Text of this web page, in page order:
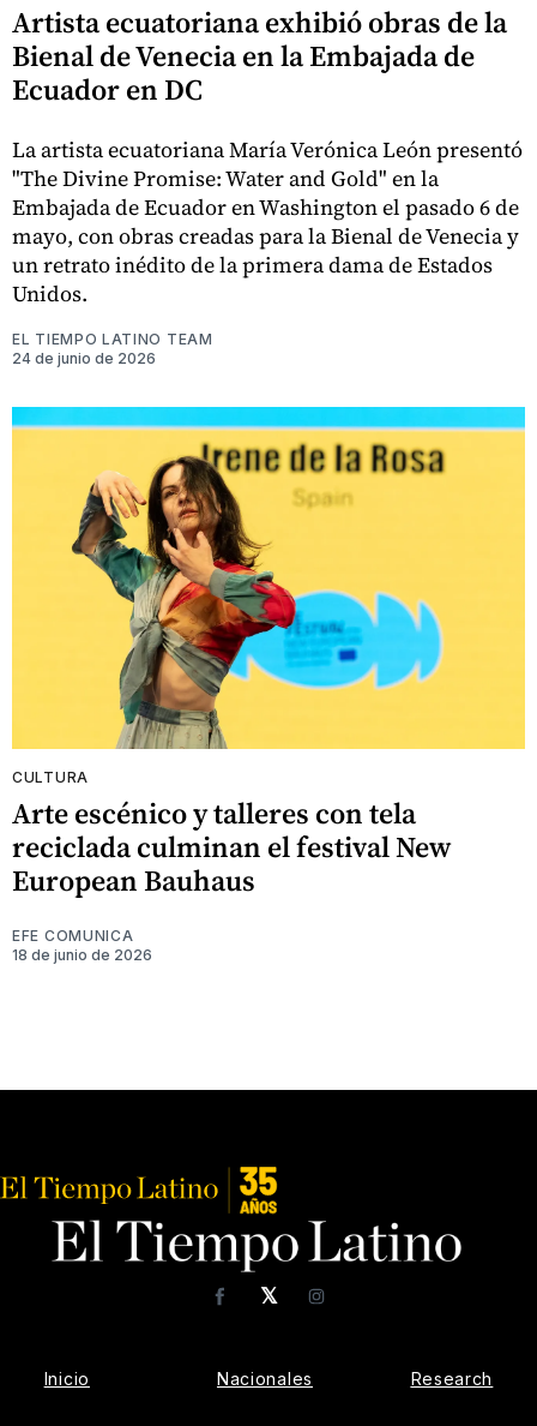
Artista ecuatoriana exhibió obras de la
Bienal de Venecia en la Embajada de
Ecuador en DC
La artista ecuatoriana María Verónica León presentó
"The Divine Promise: Water and Gold" en la
Embajada de Ecuador en Washington el pasado 6 de
mayo, con obras creadas para la Bienal de Venecia y
un retrato inédito de la primera dama de Estados
Unidos.
EL TIEMPO LATINO TEAM
24 de junio de 2026
CULTURA
Arte escénico y talleres con tela
reciclada culminan el festival New
European Bauhaus
EFE COMUNICA
18 de junio de 2026
𝕏
FacebookInstagram
Inicio Nacionales Research